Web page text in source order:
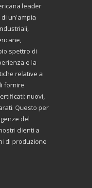
leader
un'ampia
spettro di
e la
relative a
fornire
nuovi,
Questo per
del
clienti a
di produzione